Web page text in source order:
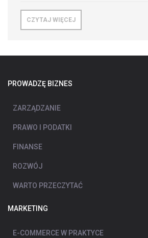
CZYTAJ WIĘCEJ
PROWADZĘ BIZNES
ZARZĄDZANIE
PRAWO I PODATKI
FINANSE
ROZWÓJ
WARTO PRZECZYTAĆ
MARKETING
E-COMMERCE W PRAKTYCE